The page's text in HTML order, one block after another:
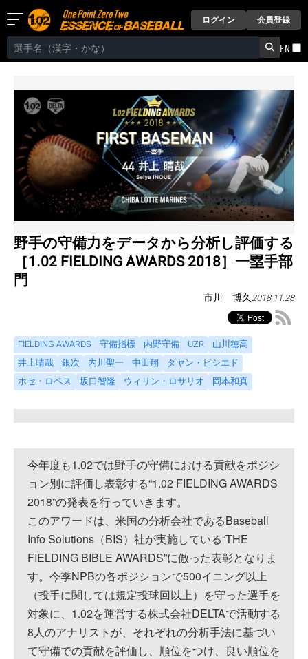
ログイン 会員登録
EN
野手の守備力をデータから分析し評価する
［1.02 FIELDING AWARDS 2018］一塁手部
門
市川 博久2018.11.28
FIELDING AWARDS 守備指標 内野守備 UZR
山川穂高
井上晴哉
銀次 内川聖一 中田翔
ダヤン・ビシエド
ホセ・ロペス
坂口智隆 ウィリン・ロサリオ 岡本和真
今年度も1.02では野手の守備における貢献をポジシ
ョン別に評価し表彰する“1.02 FIELDING AWARDS
2018”の発表を行っていきます。
このアワードは、米国の分析会社であるBaseball
Info Solutions（BIS）社が実施している“THE
FIELDING BIBLE AWARDS”に倣った表彰となりま
す。今季NPBの各ポジションで500イニング以上
（投手に関しては規定投球回以上）を守った選手を
対象に、1.02を運営する株式会社DELTAで活動する
8人のアナリストが、それぞれの分析手法に基づい
て守備での貢献を評価し、順位をつけ、良い順位を